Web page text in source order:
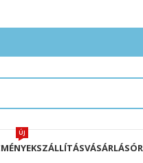
ÚJ
SZÁLLÍTÁSVÁSÁRLÁS